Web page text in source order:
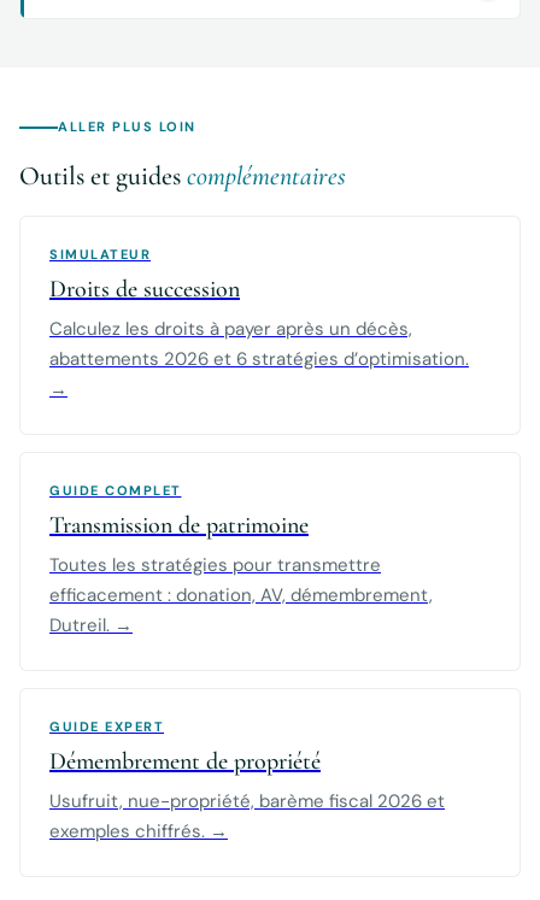
ALLER PLUS LOIN
Outils et guidescomplémentaires
SIMULATEUR
Droits de succession
Calculez les droits à payer après un décès,
abattements 2026 et 6 stratégies d’optimisation.
→
GUIDE COMPLET
Transmission de patrimoine
Toutes les stratégies pour transmettre
efficacement : donation, AV, démembrement,
Dutreil. →
GUIDE EXPERT
Démembrement de propriété
Usufruit, nue-propriété, barème fiscal 2026 et
exemples chiffrés. →